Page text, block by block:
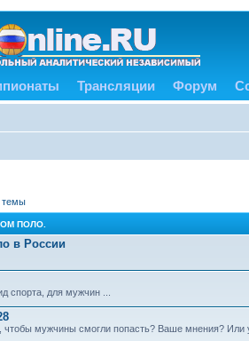
Трансляции Форум
темы
ПОЛО.
в России
спорта, для мужчин ...
чтобы мужчины смогли попасть? Ваше мнения?